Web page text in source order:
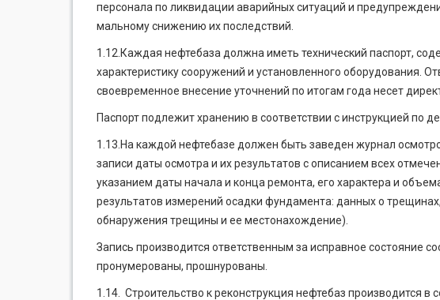
персонала по ликвидации аварий­ных ситуаций и
мальному снижению их последствий.
1.12.Каждая нефтебаза должна иметь технический паспорт,
характеристику сооружений и установленного оборудования.
своевременное внесение уточнений по итогам года несет
Паспорт подлежит хранению в соответствии с инструкцией по
1.13.На каждой нефтебазе должен быть заведен журнал
записи даты осмотра и их результатов с описанием всех
указанием даты начала и конца ремонта, его характера и
результатов измерений осадки фундамента: данных о
обнаружения трещины и ее местонахождение).
Запись производится ответственным за исправное состояние
пронумерованы, прошнурованы.
1.14. Строительство к реконструкция нефтебаз производится